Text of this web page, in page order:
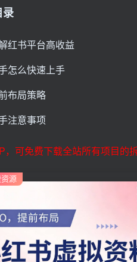
录
红书平台高收益
怎么快速上手
布局策略
注意事项
，可免费下载全站所有项目的
源